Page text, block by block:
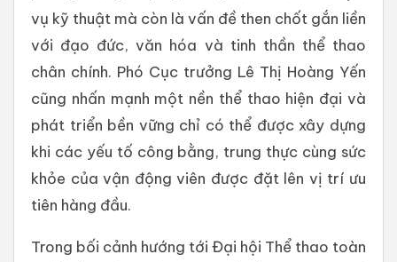
vụ kỹ thuật mà còn là vấn đề then chốt gắn liền
với đạo đức, văn hóa và tinh thần thể thao
chân chính. Phó Cục trưởng Lê Thị Hoàng Yến
cũng nhấn mạnh một nền thể thao hiện đại và
phát triển bền vững chỉ có thể được xây dựng
khi các yếu tố công bằng, trung thực cùng sức
khỏe của vận động viên được đặt lên vị trí ưu
tiên hàng đầu.
Trong bối cảnh hướng tới Đại hội Thể thao toàn